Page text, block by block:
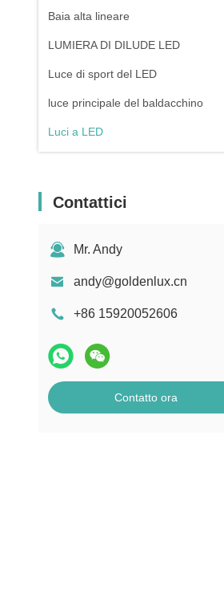
Baia alta lineare
LUMIERA DI DILUDE LED
Luce di sport del LED
luce principale del baldacchino
Luci a LED
Contattici
Mr. Andy
andy@goldenlux.cn
+86 15920052606
Contatto ora